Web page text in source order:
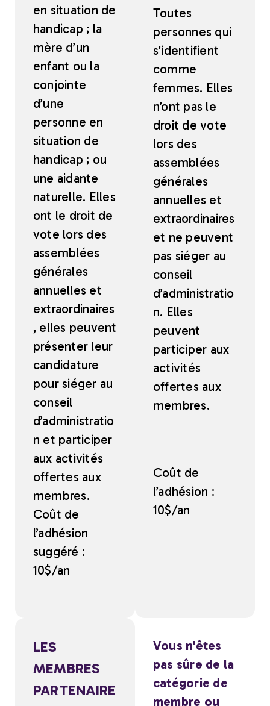
en situation de
handicap ; la
mère d’un
enfant ou la
conjointe
d’une
personne en
situation de
handicap ; ou
une aidante
naturelle. Elles
ont le droit de
vote lors des
assemblées
générales
annuelles et
extraordinaires
, elles peuvent
présenter leur
candidature
pour siéger au
conseil
d’administratio
n et participer
aux activités
offertes aux
membres.
Coût de
l’adhésion
suggéré :
10$/an
Toutes
personnes qui
s’identifient
comme
femmes. Elles
n’ont pas le
droit de vote
lors des
assemblées
générales
annuelles et
extraordinaires
et ne peuvent
pas siéger au
conseil
d’administratio
n. Elles
peuvent
participer aux
activités
offertes aux
membres.
Coût de
l’adhésion :
10$/an
LES
MEMBRES
PARTENAIRE
Vous n'êtes
pas sûre de la
catégorie de
membre ou